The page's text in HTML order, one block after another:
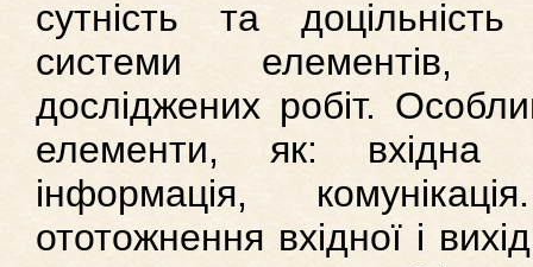
сутність та
системи елементів,
досліджених робіт.
елементи, як: вхідна
інформація,
ототожнення вхідної і